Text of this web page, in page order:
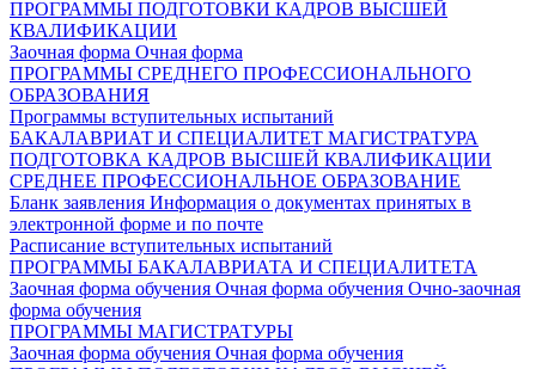
ПРОГРАММЫ ПОДГОТОВКИ КАДРОВ ВЫСШЕЙ
КВАЛИФИКАЦИИ
Заочная форма Очная форма
ПРОГРАММЫ СРЕДНЕГО ПРОФЕССИОНАЛЬНОГО
ОБРАЗОВАНИЯ
Программы вступительных испытаний
БАКАЛАВРИАТ И СПЕЦИАЛИТЕТ МАГИСТРАТУРА
ПОДГОТОВКА КАДРОВ ВЫСШЕЙ КВАЛИФИКАЦИИ
СРЕДНЕЕ ПРОФЕССИОНАЛЬНОЕ ОБРАЗОВАНИЕ
Бланк заявления Информация о документах принятых в
электронной форме и по почте
Расписание вступительных испытаний
ПРОГРАММЫ БАКАЛАВРИАТА И СПЕЦИАЛИТЕТА
Заочная форма обучения Очная форма обучения Очно-заочная
форма обучения
ПРОГРАММЫ МАГИСТРАТУРЫ
Заочная форма обучения Очная форма обучения